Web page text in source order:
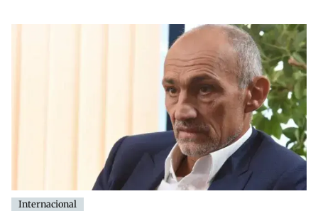
Internacional